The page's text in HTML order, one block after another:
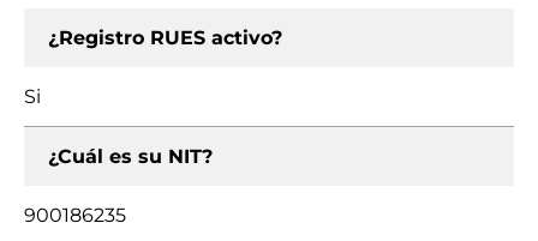
¿Registro RUES activo?
Si
¿Cuál es su NIT?
900186235